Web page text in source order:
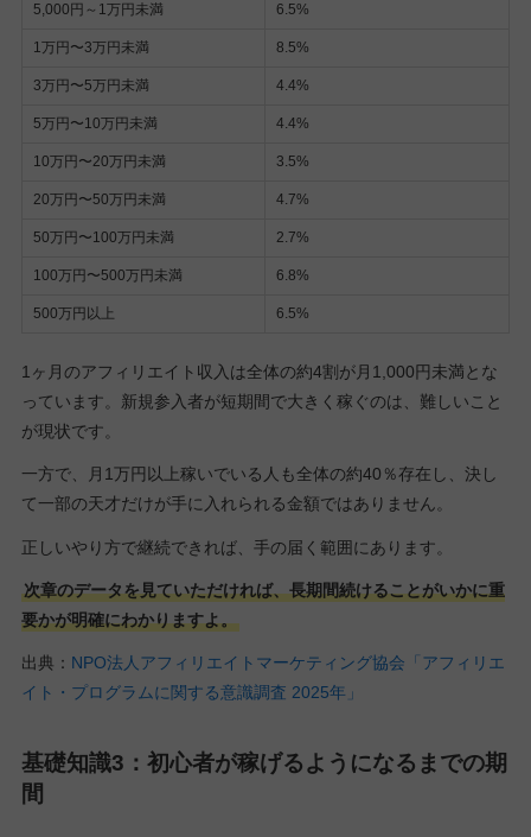
5,000円～1万円未満 6.5%
1万円〜3万円未満 8.5%
3万円〜5万円未満 4.4%
5万円〜10万円未満 4.4%
10万円〜20万円未満 3.5%
20万円〜50万円未満 4.7%
50万円〜100万円未満 2.7%
100万円〜500万円未満 6.8%
500万円以上 6.5%
1ヶ月のアフィリエイト収入は全体の約4割が月1,000円未満とな
っています。新規参入者が短期間で大きく稼ぐのは、難しいこと
が現状です。
一方で、月1万円以上稼いでいる人も全体の約40％存在し、決し
て一部の天才だけが手に入れられる金額ではありません。
正しいやり方で継続できれば、手の届く範囲にあります。
次章のデータを見ていただければ、長期間続けることがいかに重
要かが明確にわかりますよ。
出典： NPO法人アフィリエイトマーケティング協会「アフィリエ
イト・プログラムに関する意識調査 2025年」
基礎知識3：初心者が稼げるようになるまでの期
間